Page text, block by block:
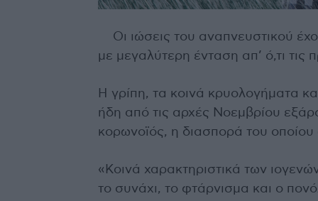
Οι ιώσεις του αναπνευστικού
με μεγαλύτερη ένταση απ’ ό,τι τις
Η γρίπη, τα κοινά κρυολογήματα
ήδη από τις αρχές Νοεμβρίου
κορωνοϊός, η διασπορά του οποίου
«Κοινά χαρακτηριστικά των
το συνάχι, το φτάρνισμα και ο